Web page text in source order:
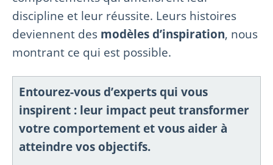
discipline et leur réussite. Leurs histoires
deviennent des modèles d’inspiration, nous
montrant ce qui est possible.
Entourez-vous d’experts qui vous
inspirent : leur impact peut transformer
votre comportement et vous aider à
atteindre vos objectifs.